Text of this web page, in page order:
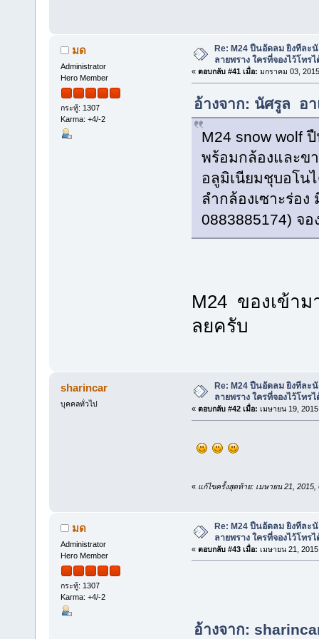
มด
Administrator
Hero Member
กระทู้: 1307
Karma: +4/-2
Re: M24 ปืนอัดลม ยิงทีละ
ลายพราง ใครที่จองไว้โทร
« ตอบกลับ #41 เมื่อ: มกราคม 03,
อ้างจาก: นัศรูล อ
M24 snow wolf
พร้อมกล้องและข
อลูมิเนียมชุบอโน
ลำกล้องเซาะร่อ
0883885174) จ
M24 ของเข้า
ลยครับ
sharincar
บุคคลทั่วไป
Re: M24 ปืนอัดลม ยิงทีละ
ลายพราง ใครที่จองไว้โทร
« ตอบกลับ #42 เมื่อ: เมษายน 19,
« แก้ไขครั้งสุดท้าย: เมษายน 21,
มด
Administrator
Hero Member
กระทู้: 1307
Karma: +4/-2
Re: M24 ปืนอัดลม ยิงทีละ
ลายพราง ใครที่จองไว้โทร
« ตอบกลับ #43 เมื่อ: เมษายน 21,
อ้างจาก: